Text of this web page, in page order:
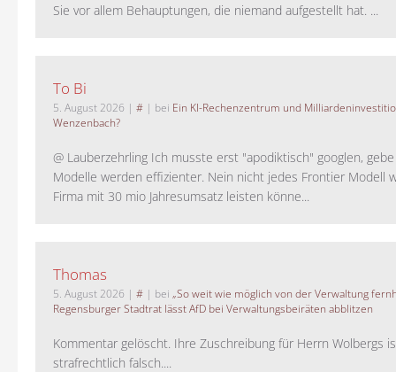
Sie vor allem Behauptungen, die niemand aufgestellt hat. ...
To Bi
5. August 2026 | # | bei Ein KI-Rechenzentrum und
Wenzenbach?
@ Lauberzehrling Ich musste erst "apodiktisch" googlen, gebe
Modelle werden effizienter. Nein nicht jedes Frontier Modell
Firma mit 30 mio Jahresumsatz leisten könne...
Thomas
5. August 2026 | # | bei „So weit wie möglich von der Verwaltung
Regensburger Stadtrat lässt AfD bei Verwaltungsbeiräten abblitzen
Kommentar gelöscht. Ihre Zuschreibung für Herrn Wolbergs
strafrechtlich falsch....